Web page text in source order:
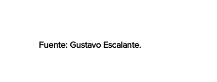
Fuente: Gustavo Escalante.